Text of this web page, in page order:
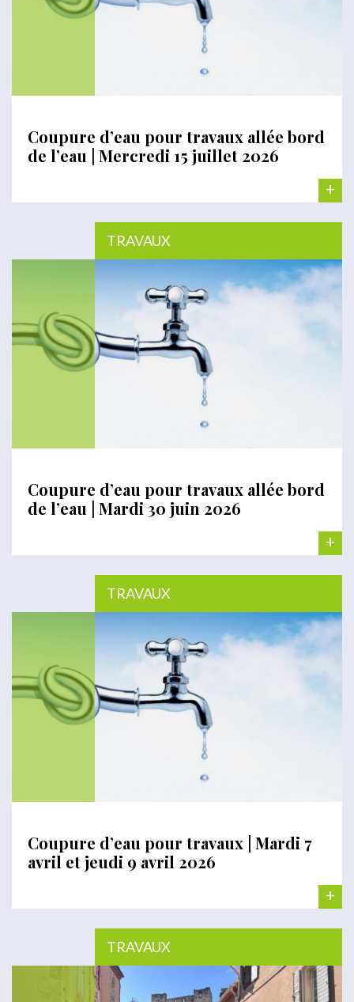
Coupure d’eau pour travaux allée bord
de l’eau | Mercredi 15 juillet 2026
+
TRAVAUX
Coupure d’eau pour travaux allée bord
de l’eau | Mardi 30 juin 2026
+
TRAVAUX
Coupure d’eau pour travaux | Mardi 7
avril et jeudi 9 avril 2026
+
TRAVAUX